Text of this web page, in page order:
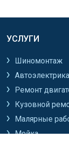
УСЛУГИ
Шиномонтаж
Автоэлектрика
Ремонт
Кузовной
Малярные
Мойка